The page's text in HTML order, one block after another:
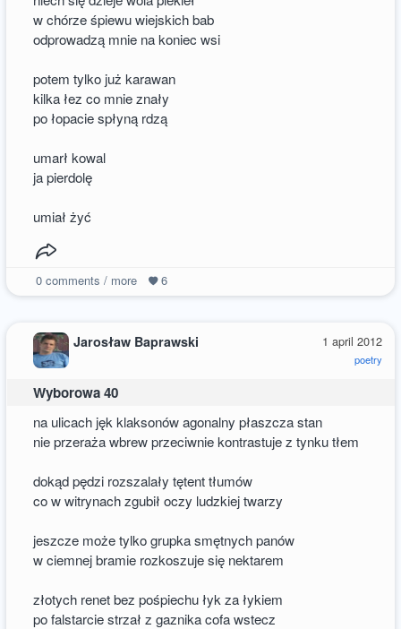
w chórze śpiewu wiejskich bab
odprowadzą mnie na koniec wsi
potem tylko już karawan
kilka łez co mnie znały
po łopacie spłyną rdzą
umarł kowal
ja pierdolę
umiał żyć
0comments / more 6
1 april 2012
poetry
Jarosław Baprawski
Wyborowa 40
na ulicach jęk klaksonów agonalny płaszcza stan
nie przeraża wbrew przeciwnie kontrastuje z tynku tłem
dokąd pędzi rozszalały tętent tłumów
co w witrynach zgubił oczy ludzkiej twarzy
jeszcze może tylko grupka smętnych panów
w ciemnej bramie rozkoszuje się nektarem
złotych renet bez pośpiechu łyk za łykiem
po falstarcie strzał z gaznika cofa wstecz